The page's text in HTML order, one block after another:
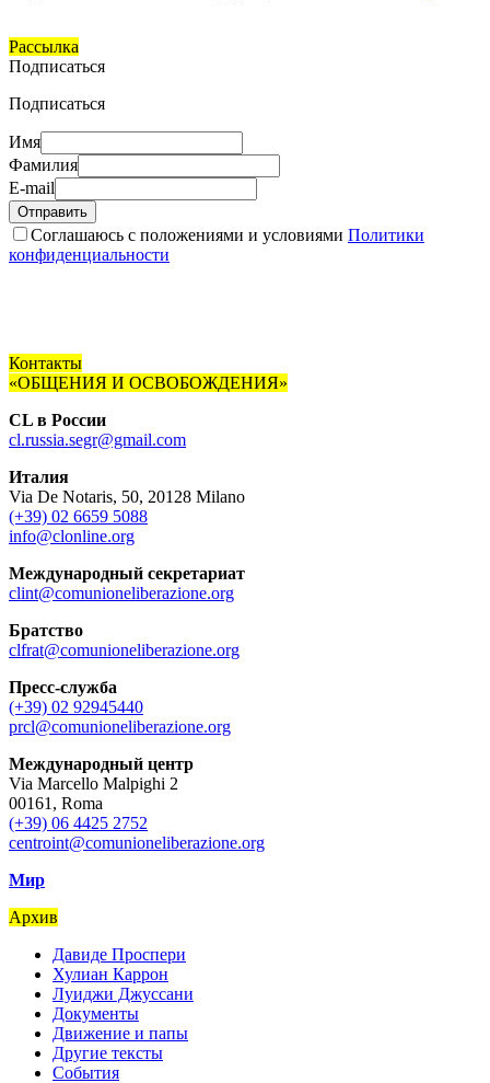
Рассылка
Подписаться
Подписаться
Имя
Фамилия
E-mail
Отправить
Соглашаюсь с положениями и условиями Политики
конфиденциальности
Контакты
«ОБЩЕНИЯ И ОСВОБОЖДЕНИЯ»
CL в России
cl.russia.segr@gmail.com
Италия
Via De Notaris, 50, 20128 Milano
(+39) 02 6659 5088
info@clonline.org
Международный секретариат
clint@comunioneliberazione.org
Братство
clfrat@comunioneliberazione.org
Пресс-служба
(+39) 02 92945440
prcl@comunioneliberazione.org
Международный центр
Via Marcello Malpighi 2
00161, Roma
(+39) 06 4425 2752
centroint@comunioneliberazione.org
Мир
Архив
Давиде Проспери
Хулиан Каррон
Луиджи Джуссани
Документы
Движение и папы
Другие тексты
События